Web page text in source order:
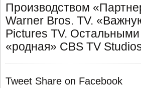
Производством
Warner Bros. TV.
Pictures TV.
«родная» CBS TV
Tweet Share on Facebook